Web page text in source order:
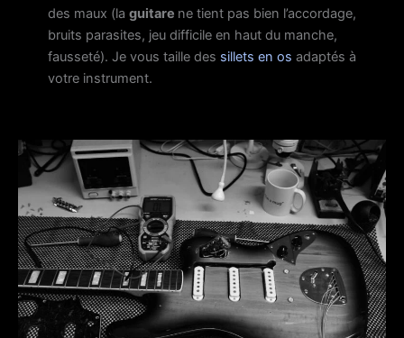
des maux (la guitare ne tient pas bien l’accordage,
bruits parasites, jeu difficile en haut du manche,
fausseté). Je vous taille des sillets en os adaptés à
votre instrument.